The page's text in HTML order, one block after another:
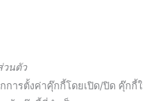
วนตัว
การตั้งค่าคุ๊กกี้โดยเปิด/ปิด คุ๊กกี้